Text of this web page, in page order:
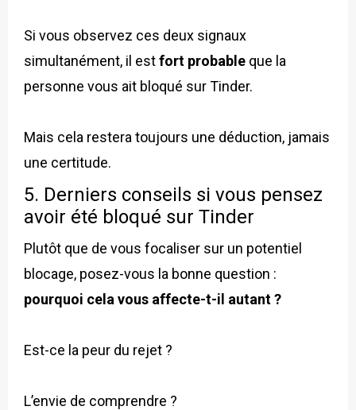
Si vous observez ces deux signaux
simultanément, il estfort probable que la
personne vous ait bloqué sur Tinder.
Mais cela restera toujours une déduction, jamais
une certitude.
5. Derniers conseils si vous pensez
avoir été bloqué sur Tinder
Plutôt que de vous focaliser sur un potentiel
blocage, posez-vous la bonne question :
pourquoi cela vous affecte-t-il autant ?
Est-ce la peur du rejet ?
L’envie de comprendre ?